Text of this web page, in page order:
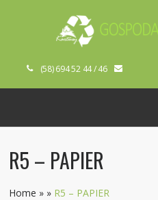
(58) 694 52 44 / 46
R5 – PAPIER
Home » » R5 – PAPIER